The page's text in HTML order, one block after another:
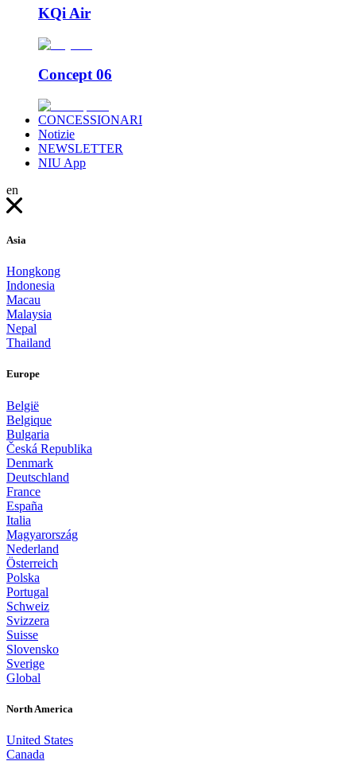
KQi Air
Concept 06
CONCESSIONARI
Notizie
NEWSLETTER
NIU App
en
Asia
Hongkong
Indonesia
Macau
Malaysia
Nepal
Thailand
Europe
België
Belgique
Bulgaria
Česká Republika
Denmark
Deutschland
France
España
Italia
Magyarország
Nederland
Österreich
Polska
Portugal
Schweiz
Svizzera
Suisse
Slovensko
Sverige
Global
North America
United States
Canada